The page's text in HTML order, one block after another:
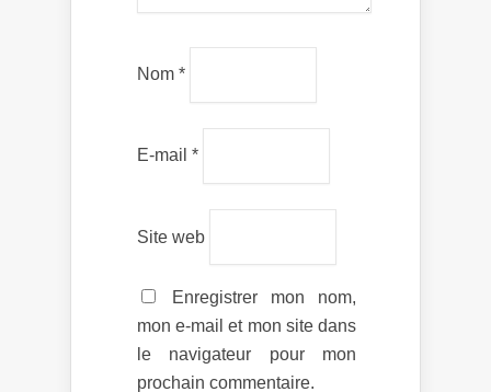
Nom *
E-mail *
Site web
Enregistrer mon nom,
mon e-mail et mon site dans
le navigateur pour mon
prochain commentaire.